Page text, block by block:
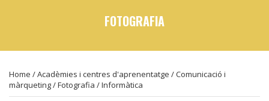
FOTOGRAFIA
Home /Acadèmies i centres d'aprenentatge /Comunicació i
màrqueting/Fotografia /Informàtica